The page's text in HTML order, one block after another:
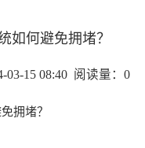
如何避免拥堵？
15 08:40 阅读量： 0
拥堵？